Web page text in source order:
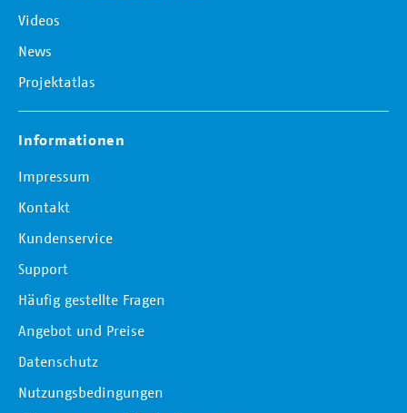
Videos
News
Projektatlas
Informationen
Impressum
Kontakt
Kundenservice
Support
Häufig gestellte Fragen
Angebot und Preise
Datenschutz
Nutzungsbedingungen